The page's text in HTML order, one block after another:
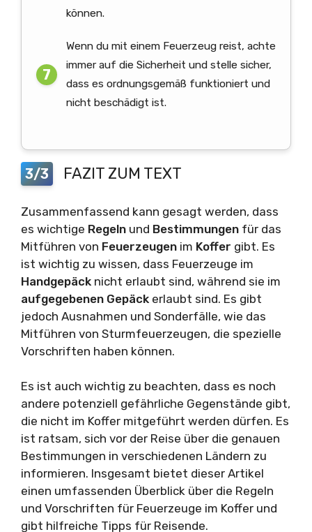
können.
Wenn du mit einem Feuerzeug reist, achte
immer auf die Sicherheit und stelle sicher,
dass es ordnungsgemäß funktioniert und
nicht beschädigt ist.
3/3 FAZIT ZUM TEXT
Zusammenfassend kann gesagt werden, dass
es wichtige Regeln und Bestimmungen für das
Mitführen von Feuerzeugen im Koffer gibt. Es
ist wichtig zu wissen, dass Feuerzeuge im
Handgepäck nicht erlaubt sind, während sie im
aufgegebenen Gepäck erlaubt sind. Es gibt
jedoch Ausnahmen und Sonderfälle, wie das
Mitführen von Sturmfeuerzeugen, die spezielle
Vorschriften haben können.
Es ist auch wichtig zu beachten, dass es noch
andere potenziell gefährliche Gegenstände gibt,
die nicht im Koffer mitgeführt werden dürfen. Es
ist ratsam, sich vor der Reise über die genauen
Bestimmungen in verschiedenen Ländern zu
informieren. Insgesamt bietet dieser Artikel
einen umfassenden Überblick über die Regeln
und Vorschriften für Feuerzeuge im Koffer und
gibt hilfreiche Tipps für Reisende.